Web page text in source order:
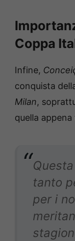
Coppa
Infine,
conquista
Milan,
quella
tanto
per i